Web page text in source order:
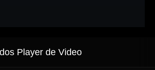
Player de Video